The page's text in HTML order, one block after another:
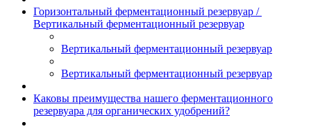
Горизонтальный ферментационный резервуар /
Вертикальный ферментационный резервуар
Вертикальный ферментационный резервуар
Вертикальный ферментационный резервуар
Каковы преимущества нашего ферментационного
резервуара для органических удобрений?